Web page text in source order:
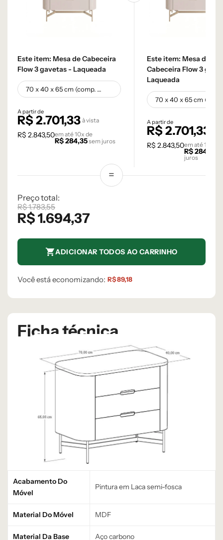
Este item: Mesa de Cabeceira
Flow 3 gavetas - Laqueada
A partir de
R$2.701,33 à vista
R$ 2.843,50em até10x de
R$284,35sem juros
Este item: Mesa de
Cabeceira Flow 3
Laqueada
A partir de
R$2.701,33
R$ 2.843,50em até10
R$284,35
juros
Preço total:
R$1.783,55
R$1.694,37
ADICIONAR TODOS AO CARRINHO
Você está economizando: R$89,18
Ficha técnica
Acabamento Do
Móvel
Pintura em Laca semi-fosca
Material Do Móvel MDF
Material Da Base Aço carbono